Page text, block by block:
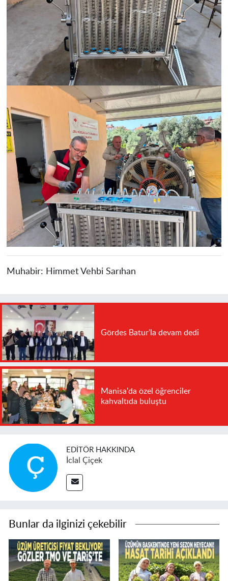
Muhabir: Himmet Vehbi Sarıhan
Gördes Batur'la devam dedi
Manisa'da özel öğrenciler
kahvaltıda buluştu
EDITÖR HAKKINDA
İclal Çiçek
Bunlar da ilginizi çekebilir